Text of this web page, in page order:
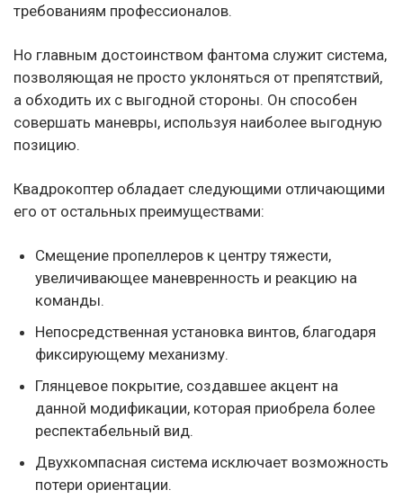
требованиям профессионалов.
Но главным достоинством фантома служит система,
позволяющая не просто уклоняться от препятствий,
а обходить их с выгодной стороны. Он способен
совершать маневры, используя наиболее выгодную
позицию.
Квадрокоптер обладает следующими отличающими
его от остальных преимуществами:
Смещение пропеллеров к центру тяжести,
увеличивающее маневренность и реакцию на
команды.
Непосредственная установка винтов, благодаря
фиксирующему механизму.
Глянцевое покрытие, создавшее акцент на
данной модификации, которая приобрела более
респектабельный вид.
Двухкомпасная система исключает возможность
потери ориентации.